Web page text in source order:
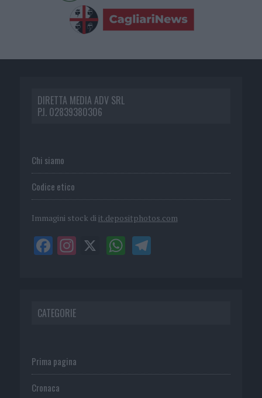
DIRETTA MEDIA ADV SRL
P.I. 02839380306
Chi siamo
Codice etico
Immagini stock di it.depositphotos.com
CATEGORIE
Prima pagina
Cronaca